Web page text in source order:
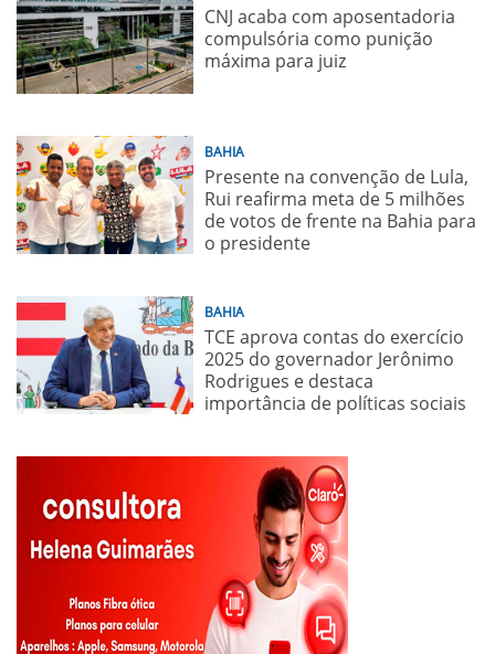
CNJ acaba com aposentadoria
compulsória como punição
máxima para juiz
BAHIA
Presente na convenção de Lula,
Rui reafirma meta de 5 milhões
de votos de frente na Bahia para
o presidente
BAHIA
TCE aprova contas do exercício
2025 do governador Jerônimo
Rodrigues e destaca
importância de políticas sociais